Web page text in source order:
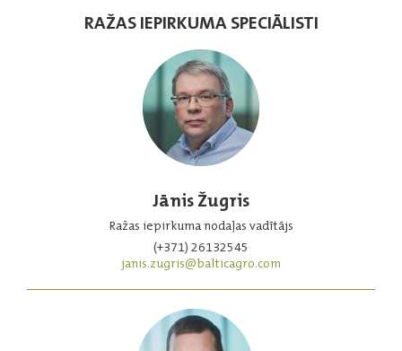
RAŽAS IEPIRKUMA SPECIĀLISTI
Jānis Žugris
Ražas iepirkuma nodaļas vadītājs
(+371) 26132545
janis.zugris@balticagro.com